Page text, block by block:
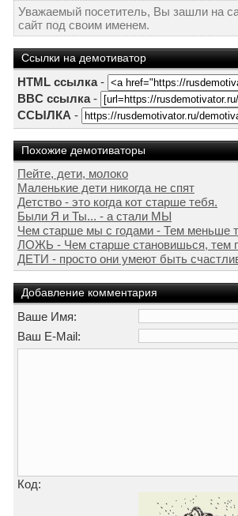
Уважаемый посетитель, Вы зашли на
сайт под своим именем.
Ссылки на демотиватор
HTML ссылка-
BBC ссылка-
ССЫЛКА -
Похожие демотиваторы
Пейте, дети, молоко
Маленькие дети никогда не спят
Детство - это когда кот старше тебя.
Были Я и Ты... - а стали МЫ
Чем старше мы с годами - Тем меньше
ЛОЖЬ - Чем старше становишься, тем
ДЕТИ - просто они умеют быть
Добавление комментария
Ваше Имя:
Ваш E-Mail:
Код: